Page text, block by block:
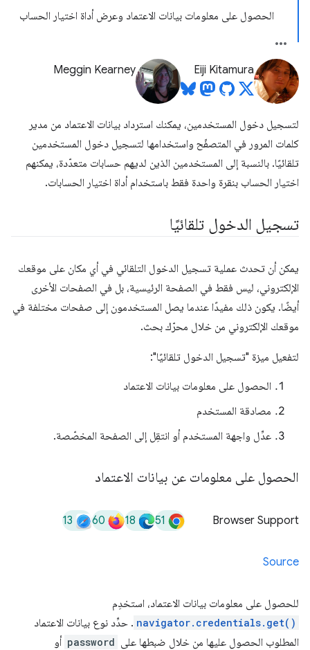
الحصول على معلومات بيانات الاعتماد وعرض أداة اختيار الحساب
Eiji Kitamura
Meggin Kearney
لتسجيل دخول المستخدمين، يمكنك استرداد بيانات الاعتماد من مدير
كلمات المرور في المتصفّح واستخدامها لتسجيل دخول المستخدمين
تلقائيًا. بالنسبة إلى المستخدمين الذين لديهم حسابات متعدّدة، يمكنهم
اختيار الحساب بنقرة واحدة فقط باستخدام أداة اختيار الحسابات.
تسجيل الدخول تلقائيًا
يمكن أن تحدث عملية تسجيل الدخول التلقائي في أي مكان على موقعك
الإلكتروني، ليس فقط في الصفحة الرئيسية، بل في الصفحات الأخرى
أيضًا. يكون ذلك مفيدًا عندما يصل المستخدمون إلى صفحات مختلفة في
موقعك الإلكتروني من خلال محرّك بحث.
لتفعيل ميزة "تسجيل الدخول تلقائيًا":
الحصول على معلومات بيانات الاعتماد
مصادقة المستخدم
عدِّل واجهة المستخدم أو انتقِل إلى الصفحة المخصّصة.
الحصول على معلومات عن بيانات الاعتماد
Browser Support
51
18
60
13
Source
للحصول على معلومات بيانات الاعتماد، استخدِم
navigator.credentials.get() . حدِّد نوع بيانات الاعتماد
المطلوب الحصول عليها من خلال ضبطها على password أو